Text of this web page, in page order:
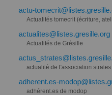
actu-
Actualités tomecrit (écriture,
actualites@listes.gresille.org
Actualités de Grésille
actualité de l'association strates
adherent.es-
adhérent.es de modop